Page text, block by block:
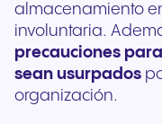
almacenamiento
involuntaria.
precauciones
sean usurpados
organización.